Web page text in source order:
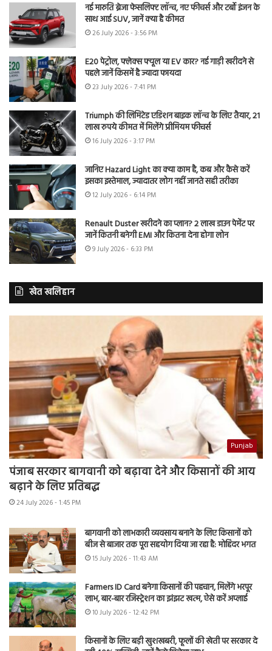
नई मारुति ब्रेजा फेसलिफ्ट लॉन्च, नए फीचर्स और टर्बो इंजन के
साथ आई SUV, जानें क्या है कीमत
26 July 2026 - 3:56 PM
E20 पेट्रोल, फ्लेक्स फ्यूल या EV कार? नई गाड़ी खरीदने से
पहले जानें किसमें है ज्यादा फायदा
23 July 2026 - 7:41 PM
Triumph की लिमिटेड एडिशन बाइक लॉन्च के लिए तैयार, 21
लाख रुपये कीमत में मिलेंगे प्रीमियम फीचर्स
16 July 2026 - 3:17 PM
जानिए Hazard Light का क्या काम है, कब और कैसे करें
इसका इस्तेमाल, ज्यादातर लोग नहीं जानते सही तरीका
12 July 2026 - 6:14 PM
Renault Duster खरीदने का प्लान? 2 लाख डाउन पेमेंट पर
जानें कितनी बनेगी EMI और कितना देना होगा लोन
9 July 2026 - 6:33 PM
खेत खलिहान
Punjab
पंजाब सरकार बागवानी को बढ़ावा देने और किसानों की आय
बढ़ाने के लिए प्रतिबद्ध
24 July 2026 - 1:45 PM
बागवानी को लाभकारी व्यवसाय बनाने के लिए किसानों को
बीज से बाजार तक पूरा सहयोग दिया जा रहा है: मोहिंदर भगत
15 July 2026 - 11:43 AM
Farmers ID Card बनेगा किसानों की पहचान, मिलेंगे भरपूर
लाभ, बार-बार रजिस्ट्रेशन का झंझट खत्म, ऐसे करें अप्लाई
10 July 2026 - 12:42 PM
किसानों के लिए बड़ी खुशखबरी, फूलों की खेती पर सरकार दे